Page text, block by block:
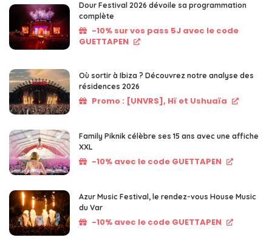
Dour Festival 2026 dévoile sa programmation
complète
-10% sur vos pass 5J avec le code
GUETTAPEN
Où sortir à Ibiza ? Découvrez notre analyse des
résidences 2026
Promo : [UNVRS], Hï et Ushuaïa
Family Piknik célèbre ses 15 ans avec une affiche
XXL
-10% avec le code GUETTAPEN
Azur Music Festival, le rendez-vous House Music
du Var
-10% avec le code GUETTAPEN